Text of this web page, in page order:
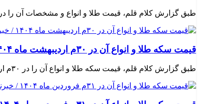
طبق گزارش کلام قلم، قیمت طلا و انواع و مشخصات آن را در ۳۰م اردیبهشت ماه ۱۴۰۴ در تصویر ذیل مشاهده می‌فرمایید: خبرنگار: علیرضا محمودی فرد
قیمت سکه طلا و انواع آن در ۳۰م اردیبهشت ماه ۱۴۰۴ / خبرنگار: علیرضا محمودی فرد
طبق گزارش کلام قلم، قیمت سکه طلا و انواع آن را در ۳۰م اردیبهشت ماه ۱۴۰۴ در تصویر زیر مشاهده می‌فرمایید: خبرنگار: علیرضا محمودی فرد